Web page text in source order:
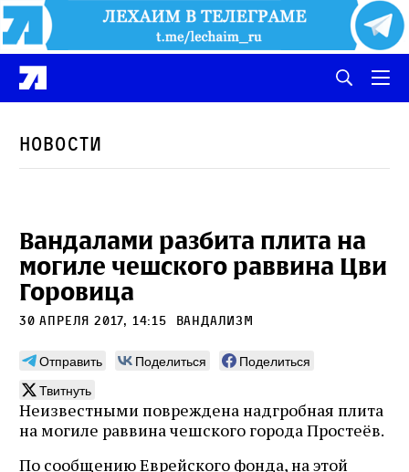
Новости
Вандалами разбита плита на
могиле чешского раввина Цви
Горовица
30 апреля 2017, 14:15 вандализм
Отправить Поделиться
Поделиться
Твитнуть
Неизвестными повреждена надгробная плита
на могиле раввина чешского города Простеёв.
По сообщению Еврейского фонда, на этой